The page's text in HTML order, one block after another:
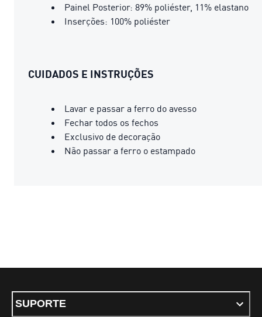
Painel Posterior: 89% poliéster, 11% elastano
Inserções: 100% poliéster
CUIDADOS E INSTRUÇÕES
Lavar e passar a ferro do avesso
Fechar todos os fechos
Exclusivo de decoração
Não passar a ferro o estampado
SUPORTE